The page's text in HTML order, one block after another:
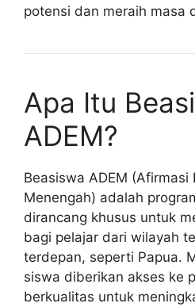
potensi dan meraih masa
Apa Itu
ADEM?
Beasiswa ADEM (Afirmasi
Menengah) adalah
dirancang khusus untuk
bagi pelajar dari wilayah
terdepan, seperti Papua.
siswa diberikan akses ke
berkualitas untuk